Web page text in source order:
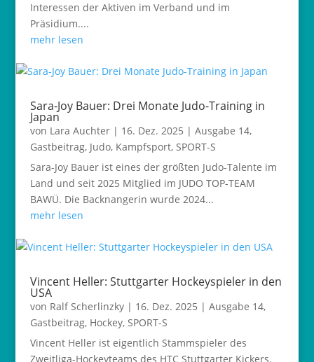
Interessen der Aktiven im Verband und im
Präsidium....
mehr lesen
Sara-Joy Bauer: Drei Monate Judo-Training in
Japan
von Lara Auchter| 16. Dez. 2025 | Ausgabe 14,
Gastbeitrag, Judo, Kampfsport, SPORT-S
Sara-Joy Bauer ist eines der größten Judo-Talente im
Land und seit 2025 Mitglied im JUDO TOP-TEAM
BAWÜ. Die Backnangerin wurde 2024...
mehr lesen
Vincent Heller: Stuttgarter Hockeyspieler in den
USA
von Ralf Scherlinzky| 16. Dez. 2025 | Ausgabe 14,
Gastbeitrag, Hockey, SPORT-S
Vincent Heller ist eigentlich Stammspieler des
Zweitliga-Hockeyteams des HTC Stuttgarter Kickers.